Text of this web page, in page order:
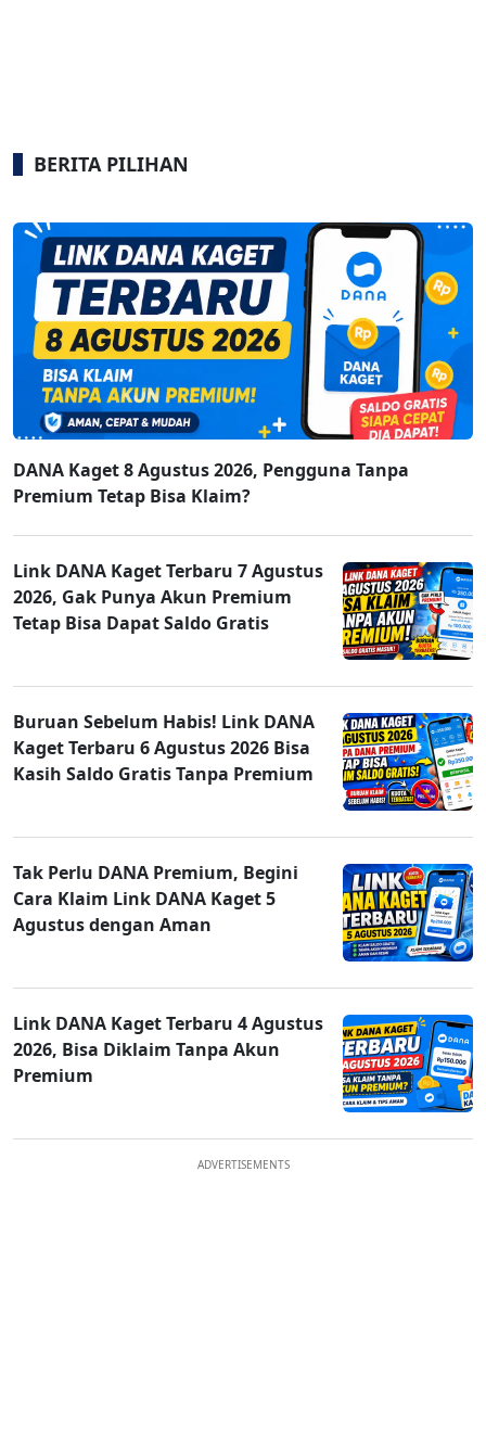
BERITA PILIHAN
DANA Kaget 8 Agustus 2026, Pengguna Tanpa
Premium Tetap Bisa Klaim?
Link DANA Kaget Terbaru 7 Agustus
2026, Gak Punya Akun Premium
Tetap Bisa Dapat Saldo Gratis
Buruan Sebelum Habis! Link DANA
Kaget Terbaru 6 Agustus 2026 Bisa
Kasih Saldo Gratis Tanpa Premium
Tak Perlu DANA Premium, Begini
Cara Klaim Link DANA Kaget 5
Agustus dengan Aman
Link DANA Kaget Terbaru 4 Agustus
2026, Bisa Diklaim Tanpa Akun
Premium
ADVERTISEMENTS